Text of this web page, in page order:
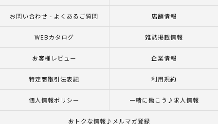
お問い合わせ - よくあるご質問 店舗情報
WEBカタログ 雑誌掲載情報
お客様レビュー 企業情報
特定商取引法表記 利用規約
個人情報ポリシー 一緒に働こう♪求人情報
おトクな情報♪メルマガ登録